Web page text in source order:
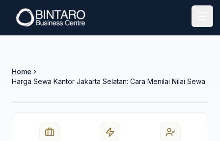
Home
Harga Sewa Kantor Jakarta Selatan: Cara Menilai Nilai Sewa
Fasilitas, kesiapan operasional, akses, dan biaya yang
sudah termasuk menentukan nilai sewa sebenarnya.